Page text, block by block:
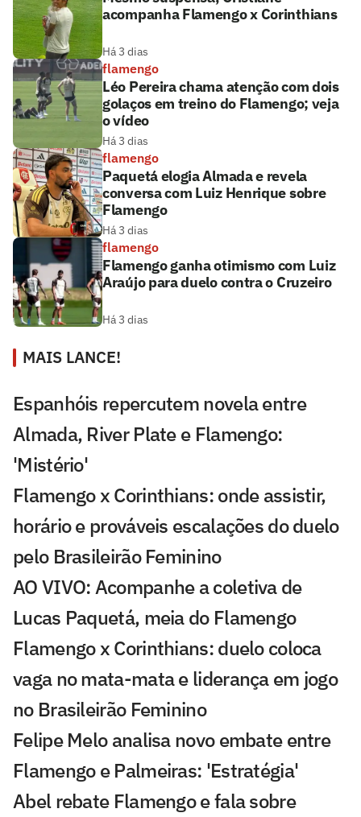
acompanha Flamengo x Corinthians
Há 3 dias
flamengo
Léo Pereira chama atenção com dois
golaços em treino do Flamengo; veja
o vídeo
Há 3 dias
flamengo
Paquetá elogia Almada e revela
conversa com Luiz Henrique sobre
Flamengo
Há 3 dias
flamengo
Flamengo ganha otimismo com Luiz
Araújo para duelo contra o Cruzeiro
Há 3 dias
MAIS LANCE!
Espanhóis repercutem novela entre
Almada, River Plate e Flamengo:
'Mistério'
Flamengo x Corinthians: onde assistir,
horário e prováveis escalações do duelo
pelo Brasileirão Feminino
AO VIVO: Acompanhe a coletiva de
Lucas Paquetá, meia do Flamengo
Flamengo x Corinthians: duelo coloca
vaga no mata-mata e liderança em jogo
no Brasileirão Feminino
Felipe Melo analisa novo embate entre
Flamengo e Palmeiras: 'Estratégia'
Abel rebate Flamengo e fala sobre